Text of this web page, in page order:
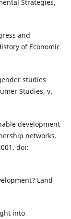
Strategies,
and
of Economic
studies
Studies, v.
development
networks.
doi:
Land
into